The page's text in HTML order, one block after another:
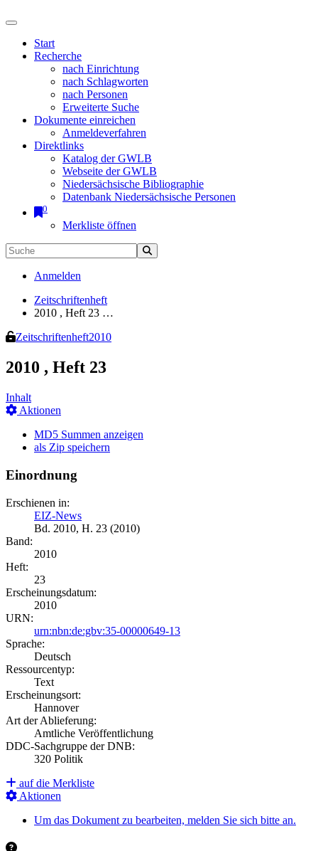
Start
Recherche
nach Einrichtung
nach Schlagworten
nach Personen
Erweiterte Suche
Dokumente einreichen
Anmeldeverfahren
Direktlinks
Katalog der GWLB
Webseite der GWLB
Niedersächsische Bibliographie
Datenbank Niedersächsische Personen
0
Merkliste öffnen
Anmelden
Zeitschriftenheft
2010 , Heft 23 …
Zeitschriftenheft2010
2010 , Heft 23
Inhalt
Aktionen
MD5 Summen anzeigen
als Zip speichern
Einordnung
Erschienen in:
EIZ-News
Bd. 2010, H. 23 (2010)
Band:
2010
Heft:
23
Erscheinungsdatum:
2010
URN:
urn:nbn:de:gbv:35-00000649-13
Sprache:
Deutsch
Ressourcentyp:
Text
Erscheinungsort:
Hannover
Art der Ablieferung:
Amtliche Veröffentlichung
DDC-Sachgruppe der DNB:
320 Politik
auf die Merkliste
Aktionen
Um das Dokument zu bearbeiten, melden Sie sich bitte an.